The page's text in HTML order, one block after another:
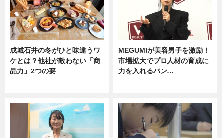
成城石井の冬がひと味違うワ
ケとは？他社が敵わない「商
品力」2つの要
MEGUMIが美容男子を激励！
市場拡大でプロ人材の育成に
力を入れるバン…